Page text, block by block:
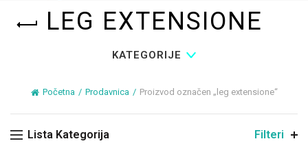
LEG EXTENSIONE
KATEGORIJE
Početna Prodavnica Proizvod označen „leg extensione“
Lista Kategorija Filteri